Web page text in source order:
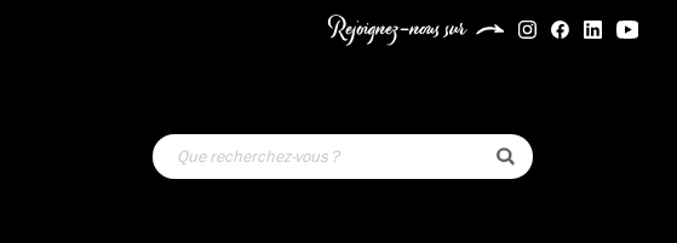
Rejoignez-nous sur